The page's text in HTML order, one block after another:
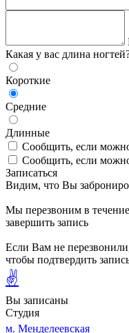
Какая у вас длина
Короткие
Средние
Длинные
Сообщить, если
Сообщить, если
Записаться
Видим, что Вы
Мы перезвоним в
завершить запись
Если Вам не
чтобы подтвердить
✌
Вы записаны
Студия
м. Менделеевская